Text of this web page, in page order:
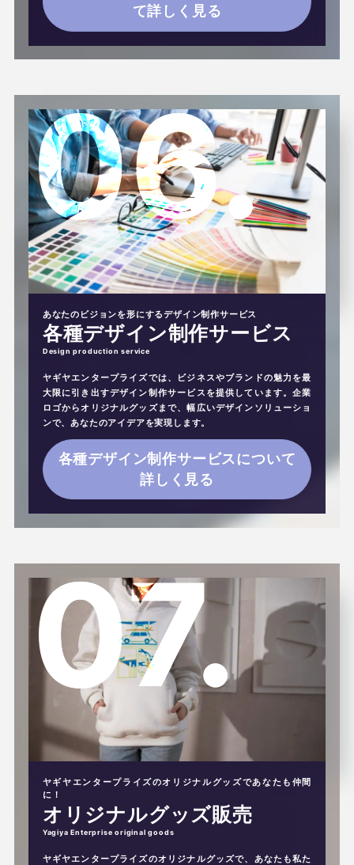
て詳しく見る
あなたのビジョンを形にするデザイン制作サービス
各種デザイン制作サービス
ヤギヤエンタープライズでは、ビジネスやブランドの魅力を最
大限に引き出すデザイン制作サービスを提供しています。企業
ロゴからオリジナルグッズまで、幅広いデザインソリューショ
ンで、あなたのアイデアを実現します。
各種デザイン制作サービスについて
詳しく見る
ヤギヤエンタープライズのオリジナルグッズであなたも仲間
に！
オリジナルグッズ販売
ヤギヤエンタープライズのオリジナルグッズで、あなたも私た